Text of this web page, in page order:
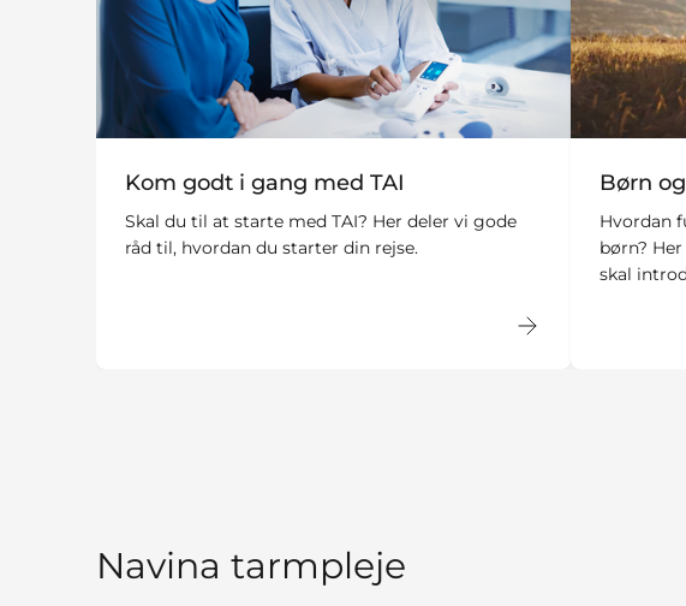
Kom godt i gang med TAI
Skal du til at starte med TAI? Her deler vi gode
råd til, hvordan du starter din rejse.
Børn
Hvordan
børn?
skal
Navina tarmpleje